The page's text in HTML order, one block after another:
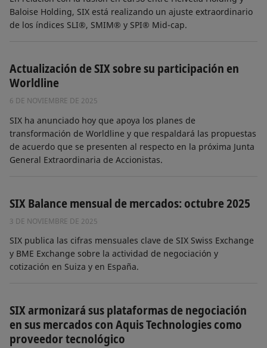
Baloise Holding, SIX está realizando un ajuste extraordinario
de los índices SLI®, SMIM® y SPI® Mid-cap.
Actualización de SIX sobre su participación en
Worldline
6 DE NOVIEMBRE DE 2025
SIX ha anunciado hoy que apoya los planes de
transformación de Worldline y que respaldará las propuestas
de acuerdo que se presenten al respecto en la próxima Junta
General Extraordinaria de Accionistas.
SIX Balance mensual de mercados: octubre 2025
3 DE NOVIEMBRE DE 2025
SIX publica las cifras mensuales clave de SIX Swiss Exchange
y BME Exchange sobre la actividad de negociación y
cotización en Suiza y en España.
SIX armonizará sus plataformas de negociación
en sus mercados con Aquis Technologies como
proveedor tecnológico